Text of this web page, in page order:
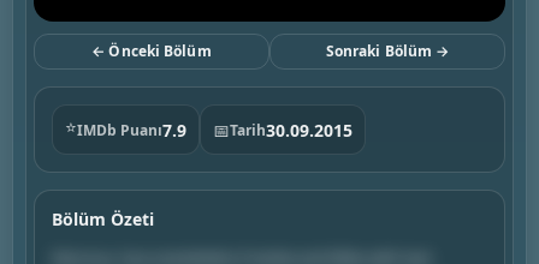
← Önceki Bölüm Sonraki Bölüm →
⭐IMDb Puanı7.9 📅Tarih30.09.2015
Bölüm Özeti